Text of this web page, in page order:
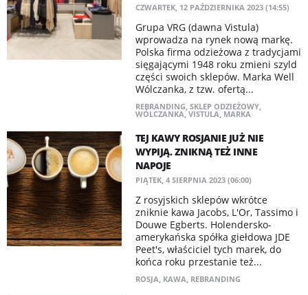
CZWARTEK, 12 PAŹDZIERNIKA 2023 (14:55)
Grupa VRG (dawna Vistula)
wprowadza na rynek nową markę.
Polska firma odzieżowa z tradycjami
sięgającymi 1948 roku zmieni szyld
części swoich sklepów. Marka Well
Wólczanka, z tzw. ofertą...
REBRANDING, SKLEP ODZIEŻOWY,
WÓLCZANKA,VISTULA, MARKA
TEJ KAWY ROSJANIE JUŻ NIE
WYPIJĄ. ZNIKNĄ TEŻ INNE
NAPOJE
PIĄTEK, 4 SIERPNIA 2023 (06:00)
Z rosyjskich sklepów wkrótce
zniknie kawa Jacobs, L'Or, Tassimo i
Douwe Egberts. Holendersko-
amerykańska spółka giełdowa JDE
Peet's, właściciel tych marek, do
końca roku przestanie też...
ROSJA, KAWA, REBRANDING